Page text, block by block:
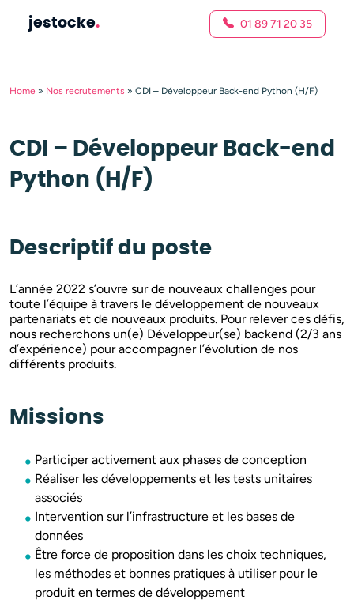
jestocke. 01 89 71 20 35
Home » Nos recrutements » CDI – Développeur Back-end Python (H/F)
CDI – Développeur Back-end
Python (H/F)
Descriptif du poste
L’année 2022 s’ouvre sur de nouveaux challenges pour
toute l’équipe à travers le développement de nouveaux
partenariats et de nouveaux produits. Pour relever ces défis,
nous recherchons un(e) Développeur(se) backend (2/3 ans
d’expérience) pour accompagner l’évolution de nos
différents produits.
Missions
Participer activement aux phases de conception
Réaliser les développements et les tests unitaires
associés
Intervention sur l’infrastructure et les bases de
données
Être force de proposition dans les choix techniques,
les méthodes et bonnes pratiques à utiliser pour le
produit en termes de développement